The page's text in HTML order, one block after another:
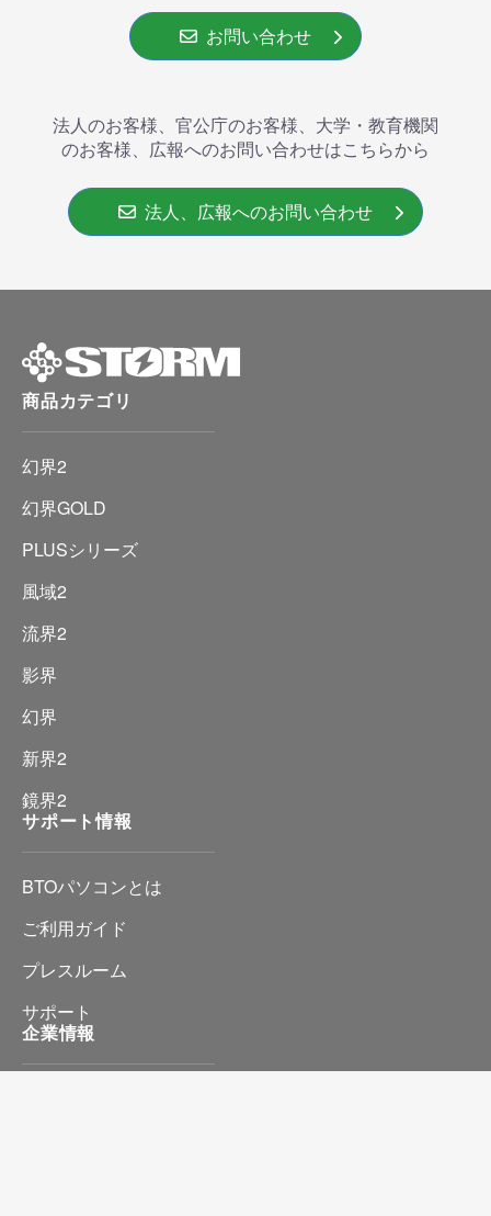
お問い合わせ
法人のお客様、官公庁のお客様、大学・教育機関
のお客様、広報へのお問い合わせはこちらから
法人、広報へのお問い合わせ
商品カテゴリ
幻界2
幻界GOLD
PLUSシリーズ
風域2
流界2
影界
幻界
新界2
鏡界2
サポート情報
BTOパソコンとは
ご利用ガイド
プレスルーム
サポート
企業情報